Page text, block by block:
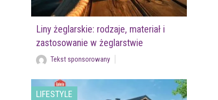
Liny żeglarskie: rodzaje, materiał i
zastosowanie w żeglarstwie
Tekst sponsorowany
LIFESTYLE